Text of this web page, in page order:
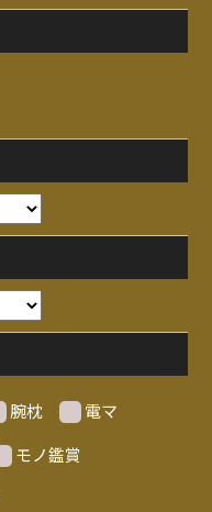
腕枕
電マ
モノ鑑賞